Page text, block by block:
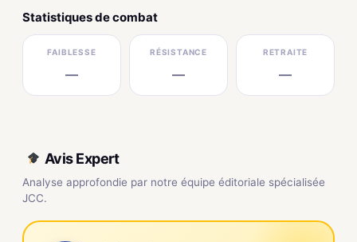
Statistiques de combat
FAIBLESSE
—
RÉSISTANCE
—
RETRAITE
—
Avis Expert
Analyse approfondie par notre équipe éditoriale spécialisée
JCC.